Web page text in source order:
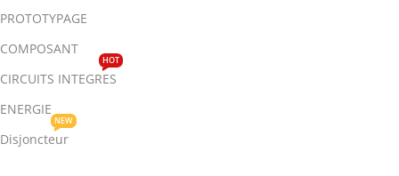
PROTOTYPAGE
COMPOSANT
CIRCUITS INTEGRES
HOT
ENERGIE
Disjoncteur
NEW